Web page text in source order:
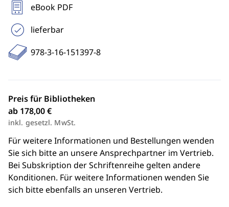
eBook PDF
lieferbar
978-3-16-151397-8
Preis für Bibliotheken
ab 178,00 €
inkl. gesetzl. MwSt.
Für weitere Informationen und Bestellungen wenden
Sie sich bitte an unsere Ansprechpartner im Vertrieb.
Bei Subskription der Schriftenreihe gelten andere
Konditionen. Für weitere Informationen wenden Sie
sich bitte ebenfalls an unseren Vertrieb.